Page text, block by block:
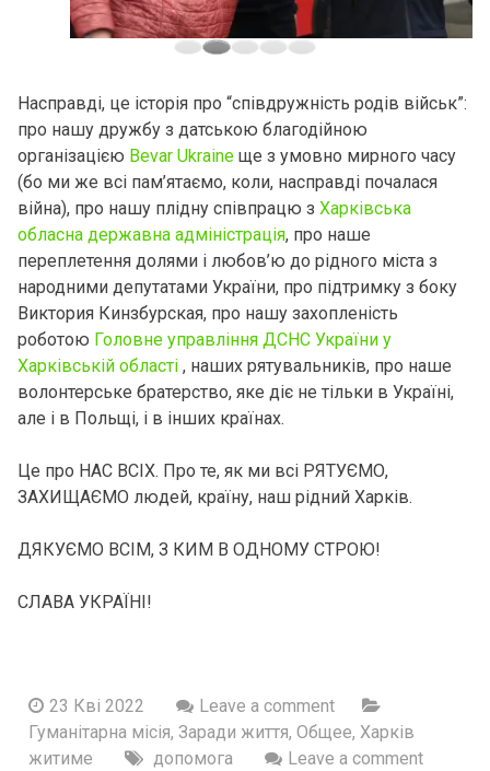
Насправді, це історія про “співдружність родів військ”:
про нашу дружбу з датською благодійною
організацією Bevar Ukraineще з умовно мирного часу
(бо ми же всі пам’ятаємо, коли, насправді почалася
війна), про нашу плідну співпрацю з Харківська
обласна державна адміністрація, про наше
переплетення долями і любов’ю до рідного міста з
народними депутатами України, про підтримку з боку
Виктория Кинзбурская, про нашу захопленість
роботою Головне управління ДСНС України у
Харківській області, наших рятувальників, про наше
волонтерське братерство, яке діє не тільки в Україні,
але і в Польщі, і в інших країнах.
Це про НАС ВСІХ. Про те, як ми всі РЯТУЄМО,
ЗАХИЩАЄМО людей, країну, наш рідний Харків.
ДЯКУЄМО ВСІМ, З КИМ В ОДНОМУ СТРОЮ!
СЛАВА УКРАЇНІ!
23 Кві 2022
Leave a comment
Гуманітарна місія, Заради життя, Общее, Харків
житиме
допомога Leave a comment